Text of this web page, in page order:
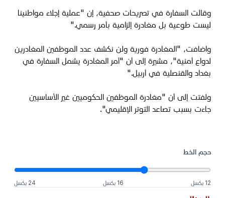
وقالت السفارة في تصريحات صحفية، إن "عملية إجلاء مواطنينا
ليست طوعية بل مغادرة إلزامية بأمر رسمي".
واضافت، "المغادرة فورية ولن نكشف عدد الموظفين المغادرين
لدواع أمنية"، مشيرة إلى أن "أمر المغادرة يشمل السفارة في
بغداد والقنصلية في أربيل".
ولفتت إلى أن "مغادرة الموظفين الحكوميين غير الأساسيين
جاءت بسبب تصاعد التوتر الإقليمي".
حجم الخط
12 بكسل 16 بكسل 24 بكسل